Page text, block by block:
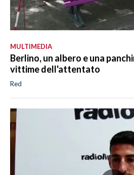
MULTIMEDIA
Berlino, un albero e una
vittime dell'attentato
Red